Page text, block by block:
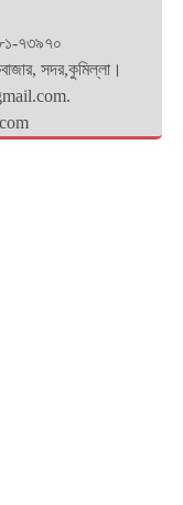
৭৩৯৭০
সদর,কুমিল্লা।